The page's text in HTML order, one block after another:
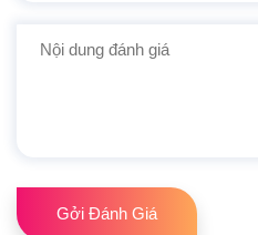
Gởi Đánh Giá